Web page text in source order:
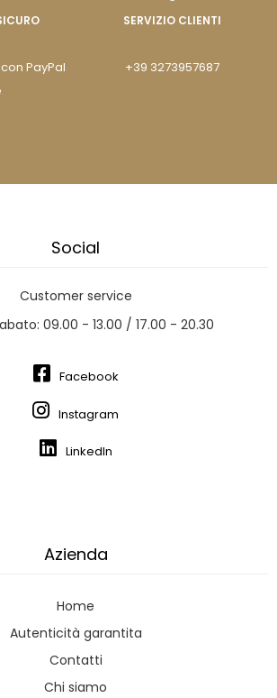
PayPal
SERVIZIO CLIENTI
+39 3273957687
Social
Customer service
09.00 - 13.00 / 17.00 - 20.30
Facebook
Instagram
LinkedIn
Azienda
Home
Autenticità garantita
Contatti
Chi siamo